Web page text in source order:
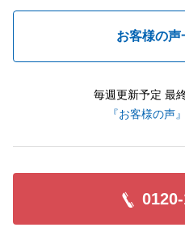
お客様の声
毎週更新予定 最
『お客様の声